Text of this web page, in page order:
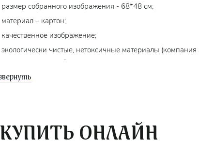
размер собранного изображения - 68*48 см;
материал – картон;
качественное изображение;
экологически чистые, нетоксичные материалы
точность подгонки).
КУПИТЬ ОНЛАЙН